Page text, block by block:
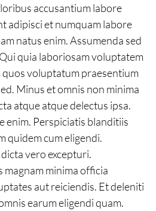
accusantium labore
adipisci et numquam labore
natus enim. Assumenda sed
quia laboriosam voluptatem
voluptatum praesentium
Minus et omnis non minima
atque atque delectus ipsa.
enim. Perspiciatis blanditiis
quidem cum eligendi.
vero excepturi.
minima officia
aut reiciendis. Et deleniti
earum eligendi quam.